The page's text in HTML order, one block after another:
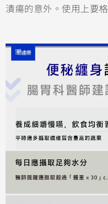
潰瘍的意外。使用上要